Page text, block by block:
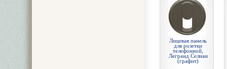
Лицевая панель
для розетки
телефонной,
Легранд Селиан
(графит)